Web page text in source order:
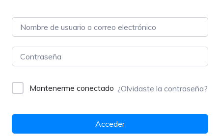
Contabilidad
Desarrollo Organizacional
Mantenerme conectado ¿Olvidaste la contraseña?
Acceder